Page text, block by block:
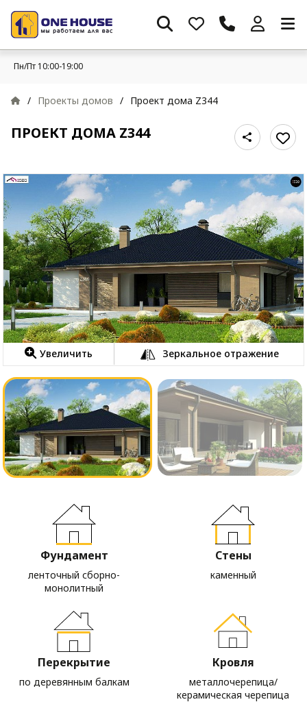
Пн/Пт 10:00-19:00
/ Проекты домов / Проект дома Z344
ПРОЕКТ ДОМА Z344
Увеличить Зеркальное отражение
Фундамент
ленточный сборно-
монолитный
Стены
каменный
Перекрытие
по деревянным балкам
Кровля
металлочерепица/
керамическая черепица